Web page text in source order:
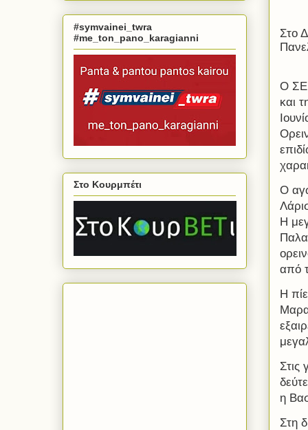
Στο
Ο
και
Ο
Η
από
Η
η
Στη
#symvainei_twra
#me_ton_pano_karagianni
Στο Κουρμπέτι